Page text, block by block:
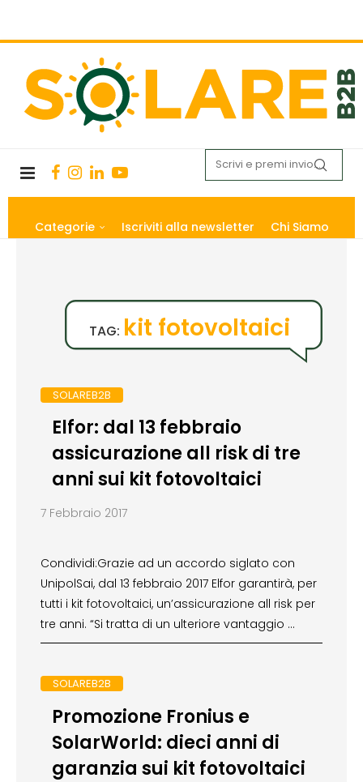
Categorie Iscriviti alla newsletter Chi Siamo
TAG: kit fotovoltaici
SOLAREB2B
Elfor: dal 13 febbraio
assicurazione all risk di tre
anni sui kit fotovoltaici
7 Febbraio 2017
Condividi:Grazie ad un accordo siglato con
UnipolSai, dal 13 febbraio 2017 Elfor garantirà, per
tutti i kit fotovoltaici, un’assicurazione all risk per
tre anni. “Si tratta di un ulteriore vantaggio …
SOLAREB2B
Promozione Fronius e
SolarWorld: dieci anni di
garanzia sui kit fotovoltaici